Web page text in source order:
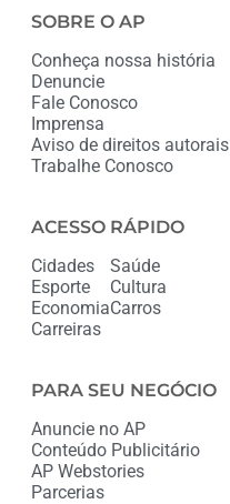
SOBRE O AP
Conheça nossa história
Denuncie
Fale Conosco
Imprensa
Aviso de direitos autorais
Trabalhe Conosco
ACESSO RÁPIDO
Cidades
Esporte
Economia
Carreiras
Saúde
Cultura
Carros
PARA SEU NEGÓCIO
Anuncie no AP
Conteúdo Publicitário
AP Webstories
Parcerias